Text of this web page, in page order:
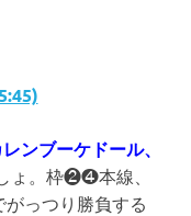
ンブーケドール、
ょ。枠❷❹本線、
っつり勝負する